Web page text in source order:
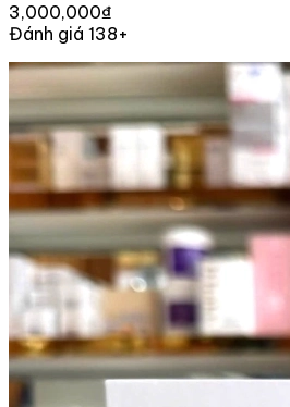
3,000,000₫
Đánh giá 138+